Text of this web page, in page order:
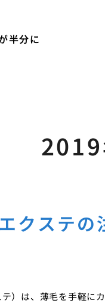
半分に
2019
クステの
）は、薄毛を手軽に